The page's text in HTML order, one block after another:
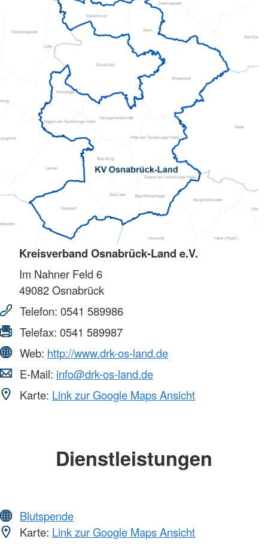
Kreisverband Osnabrück-Land e.V.
Im Nahner Feld 6
49082Osnabrück
Telefon: 0541 589986
Telefax: 0541 589987
Web: http://www.drk-os-land.de
E-Mail: info@drk-os-land.de
Karte: Link zur Google Maps Ansicht
Dienstleistungen
Blutspende
Karte: Link zur Google Maps Ansicht